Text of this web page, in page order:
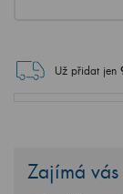
Už přidat jen
Zajímá